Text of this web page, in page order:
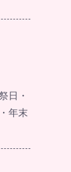
日・
年末